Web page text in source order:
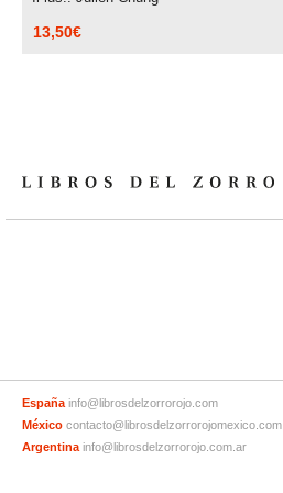
13,50€
España info@librosdelzorrorojo.com
México contacto@librosdelzorrorojomexico.com
Argentina info@librosdelzorrorojo.com.ar